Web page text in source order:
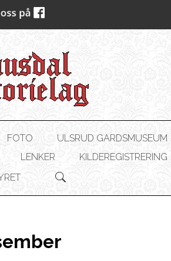
FOTO ULSRUD GARDSMUSEUM
LENKER KILDEREGISTRERING